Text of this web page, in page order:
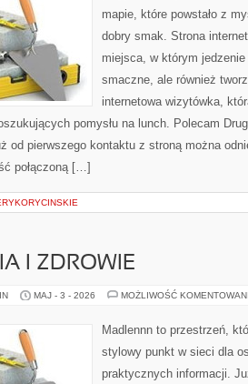
mapie, które powstało z
dobry smak. Strona
miejsca, w którym
smaczne, ale również
internetowa wizytówka,
pomysłu na lunch. Polecam
od pierwszego kontaktu z stroną można
połączoną […]
I ZDROWIE
MAJ - 3 - 2026 MOŻLIWOŚĆ
Madlennn to przestrzeń,
stylowy punkt w sieci dla
praktycznych informacji.